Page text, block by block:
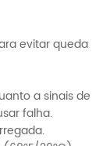
evitar queda
a sinais de
falha.